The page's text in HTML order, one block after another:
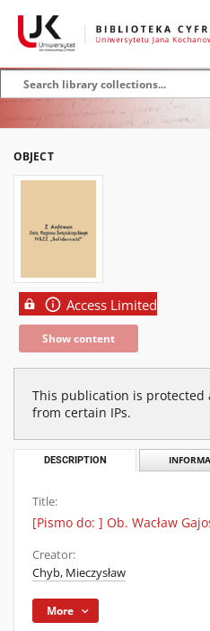
OBJECT
Access Limited
Show content
This publication is protected
from certain IPs.
DESCRIPTION
Title:
[Pismo do: ] Ob. Wacław
Creator:
Chyb, Mieczysław
More